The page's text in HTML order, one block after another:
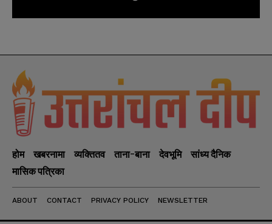
होम खबरनामा व्यक्तितव ताना-बाना देवभूमि
सांध्य दैनिक
मासिक पत्रिका
ABOUT CONTACT PRIVACY POLICY NEWSLETTER